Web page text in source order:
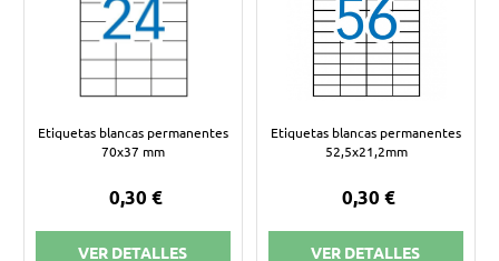
Etiquetas blancas permanentes
70x37 mm
0,30 €
VER DETALLES
Etiquetas blancas permanentes
52,5x21,2mm
0,30 €
VER DETALLES